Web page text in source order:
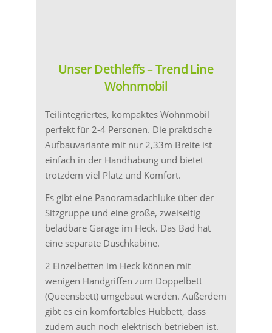
Unser Dethleffs – Trend Line
Wohnmobil
Teilintegriertes, kompaktes Wohnmobil
perfekt für 2-4 Personen. Die praktische
Aufbauvariante mit nur 2,33m Breite ist
einfach in der Handhabung und bietet
trotzdem viel Platz und Komfort.
Es gibt eine Panoramadachluke über der
Sitzgruppe und eine große, zweiseitig
beladbare Garage im Heck. Das Bad hat
eine separate Duschkabine.
2 Einzelbetten im Heck können mit
wenigen Handgriffen zum Doppelbett
(Queensbett) umgebaut werden. Außerdem
gibt es ein komfortables Hubbett, dass
zudem auch noch elektrisch betrieben ist.